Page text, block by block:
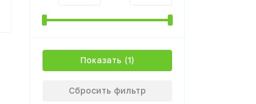
Показать
Сбросить фильтр